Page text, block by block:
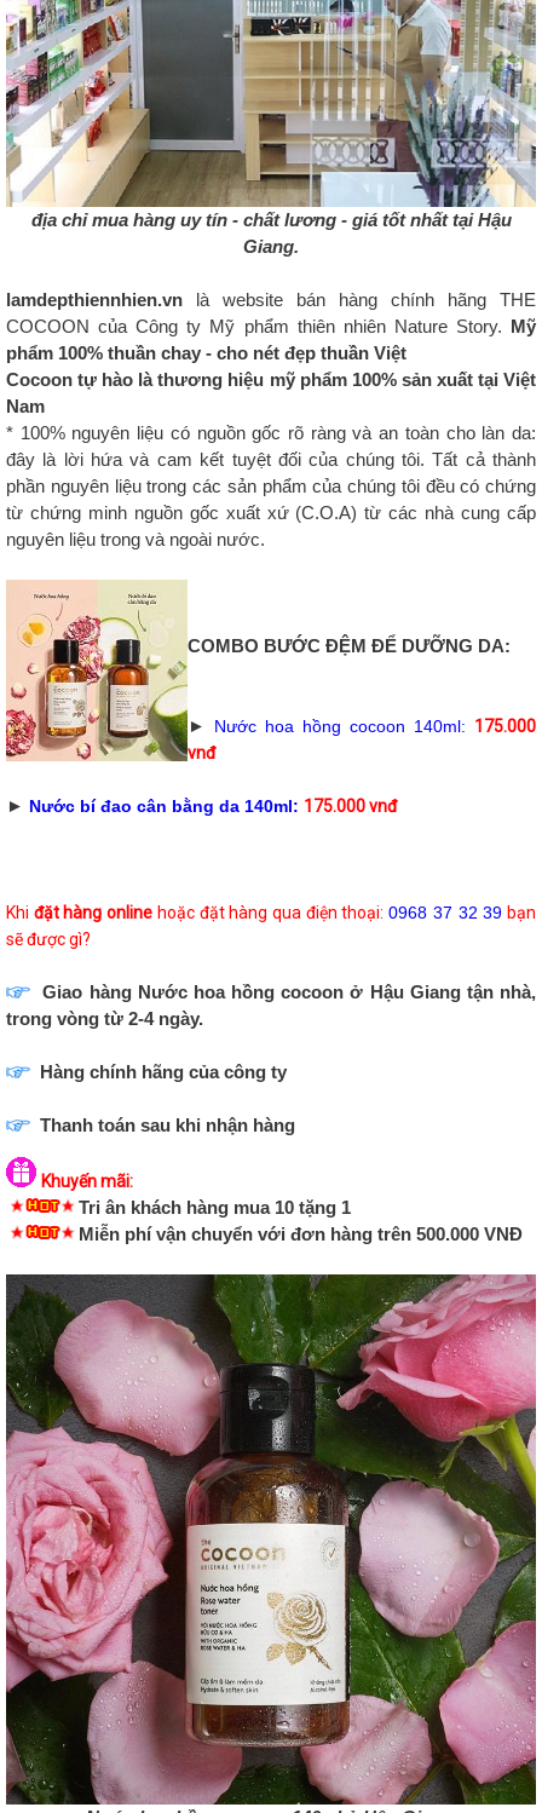
địa chỉ mua hàng uy tín - chất lương - giá tốt nhất tại Hậu
Giang.
lamdepthiennhien.vn là website bán hàng chính hãng THE
COCOON của Công ty Mỹ phẩm thiên nhiên Nature Story. Mỹ
phẩm 100% thuần chay - cho nét đẹp thuần Việt
Cocoon tự hào là thương hiệu mỹ phẩm 100% sản xuất tại Việt
Nam
* 100% nguyên liệu có nguồn gốc rõ ràng và an toàn cho làn da:
đây là lời hứa và cam kết tuyệt đối của chúng tôi. Tất cả thành
phần nguyên liệu trong các sản phẩm của chúng tôi đều có chứng
từ chứng minh nguồn gốc xuất xứ (C.O.A) từ các nhà cung cấp
nguyên liệu trong và ngoài nước.
COMBO BƯỚC ĐỆM ĐỂ DƯỠNG DA:
► Nước hoa hồng cocoon 140ml: 175.000
vnđ
► Nước bí đao cân bằng da 140ml: 175.000 vnđ
Khi đặt hàng online hoặc đặt hàng qua điện thoại:0968 37 32 39 bạn
sẽ được gì?
Giao hàng Nước hoa hồng cocoon ở Hậu Giang tận nhà,
trong vòng từ 2-4 ngày.
Hàng chính hãng của công ty
Thanh toán sau khi nhận hàng
Khuyến mãi:
Tri ân khách hàng mua 10 tặng 1
Miễn phí vận chuyển với đơn hàng trên 500.000 VNĐ